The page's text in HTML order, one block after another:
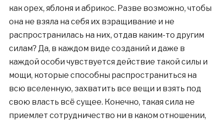
как орех, яблоня и абрикос. Разве возможно, чтобы
она не взяла на себя их взращивание и не
распространилась на них, отдав каким-то другим
силам? Да, в каждом виде созданий и даже в
каждой особи чувствуется действие такой силы и
мощи, которые способны распространиться на
всю вселенную, захватить все вещи и взять под
свою власть всё сущее. Конечно, такая сила не
приемлет сотрудничество ни в каком отношении,